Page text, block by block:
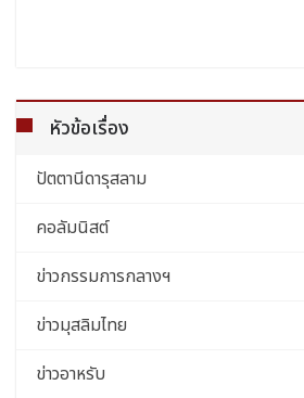
หัวข้อเรื่อง
ปัตตานีดารุสลาม
คอลัมนิสต์
ข่าวกรรมการกลางฯ
ข่าวมุสลิมไทย
ข่าวอาหรับ